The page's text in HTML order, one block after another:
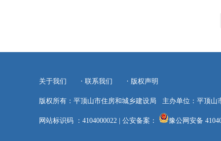
关于我们 · 联系我们 · 版权声明
版权所有：平顶山市住房和城乡建设局 主办单位：平顶山
网站标识码 ：4104000022 公安备案： 豫公网安备